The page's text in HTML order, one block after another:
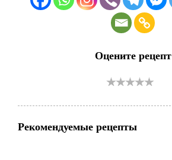
Оцените рецепт
Рекомендуемые рецепты